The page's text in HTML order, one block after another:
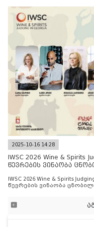
2025-10-16 14:28
IWSC 2026 Wine & Spirits
წევრების ვინაობა
IWSC 2026 Wine & Spirits
წევრების ვინაობა